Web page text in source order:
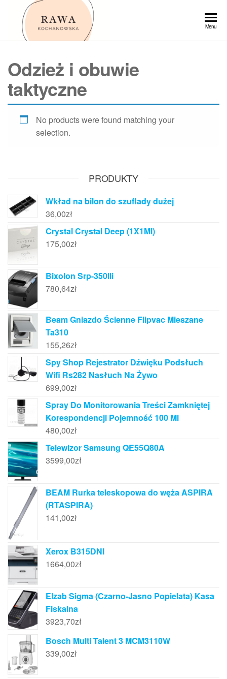
Przejdź
Menu
Odzież i obuwie
taktyczne
No products were found matching your
selection.
PRODUKTY
Wkład na bilon do szuflady dużej
36,00zł
Crystal Crystal Deep (1X1Ml)
175,00zł
Bixolon Srp-350IIi
780,64zł
Beam Gniazdo Ścienne Flipvac Mieszane
Ta310
155,26zł
Spy Shop Rejestrator Dźwięku Podsłuch
Wifi Rs282 Nasłuch Na Żywo
699,00zł
Spray Do Monitorowania Treści Zamkniętej
Korespondencji Pojemność 100 Ml
480,00zł
Telewizor Samsung QE55Q80A
3599,00zł
BEAM Rurka teleskopowa do węża ASPIRA
(RTASPIRA)
141,00zł
Xerox B315DNI
1664,00zł
Elzab Sigma (Czarno-Jasno Popielata) Kasa
Fiskalna
3923,70zł
Bosch Multi Talent 3 MCM3110W
339,00zł